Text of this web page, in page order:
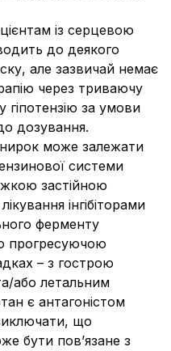
із серцевою
до деякого
але зазвичай немає
через триваючу
гіпотензію за умови
дозування.
нирок може залежати
системи
застійною
інгібіторами
ферменту
прогресуючою
– з гострою
або летальним
є антагоністом
що
бути пов’язане з